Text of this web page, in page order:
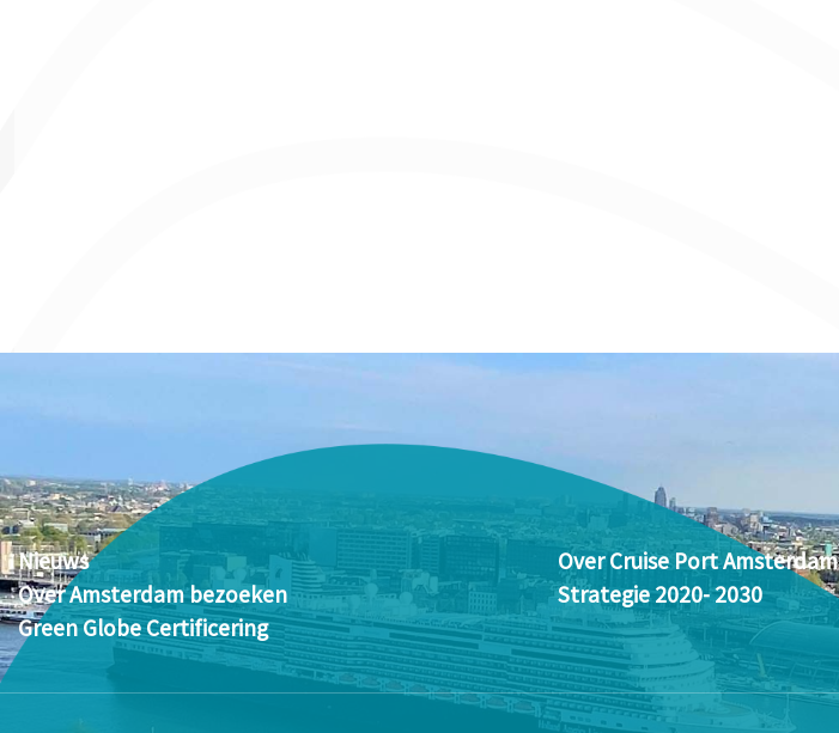
Nieuws
Over Amsterdam bezoeken
Green Globe Certificering
Over Cruise Port Amsterdam
Strategie 2020- 2030